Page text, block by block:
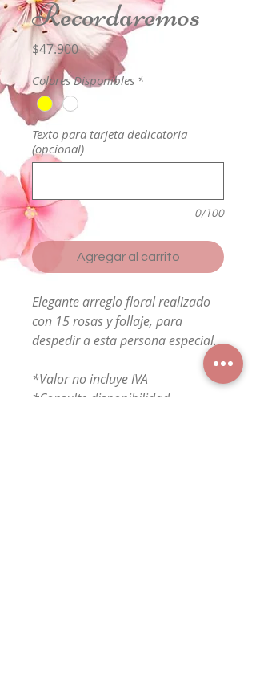
Recordaremos
$47.900Precio
Colores Disponibles *
Texto para tarjeta dedicatoria
(opcional)
0/100
Agregar al carrito
Elegante arreglo floral realizado
con 15 rosas y follaje, para
despedir a esta persona especial.
*Valor no incluye IVA
*Consulte disponibilidad